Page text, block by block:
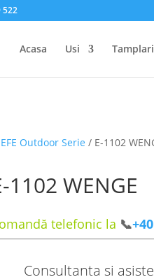
522
Acasa Usi
EFE Outdoor Serie / E-1102
1102 WENGE
telefonic la 📞
Consultanta si